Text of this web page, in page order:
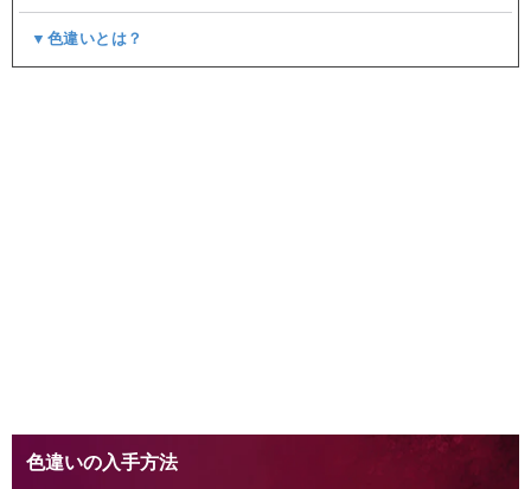
▼色違いとは？
色違いの入手方法